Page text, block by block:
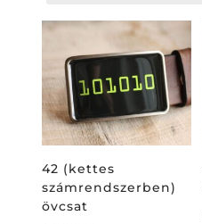
42 (kettes
számrendszerben)
övcsat